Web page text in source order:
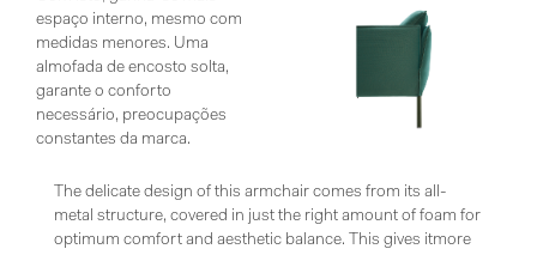
espaço interno, mesmo com
medidas menores. Uma
almofada de encosto solta,
garante o conforto
necessário, preocupações
constantes da marca.
The delicate design of this armchair comes from its all-
metal structure, covered in just the right amount of foam for
optimum comfort and aesthetic balance. This gives itmore